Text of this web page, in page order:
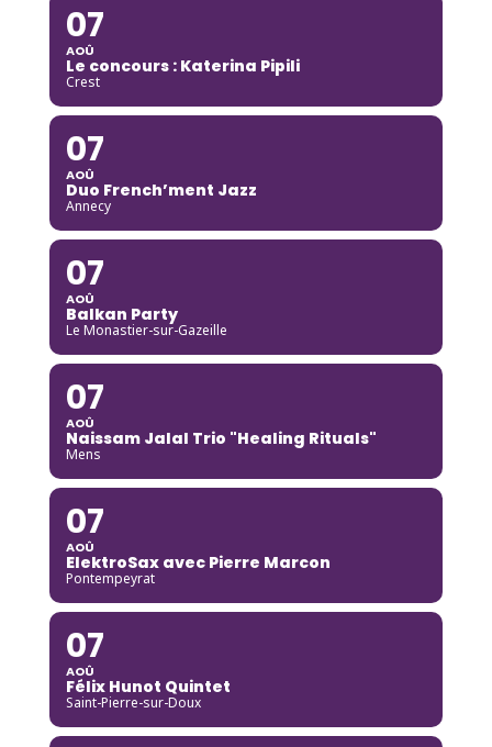
07
AOÛ
Le concours : Katerina Pipili
Crest
07
AOÛ
Duo French’ment Jazz
Annecy
07
AOÛ
Balkan Party
Le Monastier-sur-Gazeille
07
AOÛ
Naissam Jalal Trio "Healing Rituals"
Mens
07
AOÛ
ElektroSax avec Pierre Marcon
Pontempeyrat
07
AOÛ
Félix Hunot Quintet
Saint-Pierre-sur-Doux